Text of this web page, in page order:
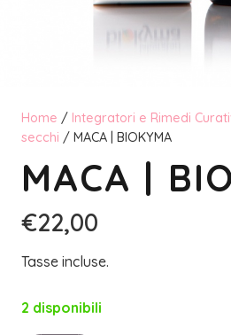
Home / Integratori e Rimedi
secchi / MACA | BIOKYMA
MACA |
€22,00
Tasse incluse.
2 disponibili